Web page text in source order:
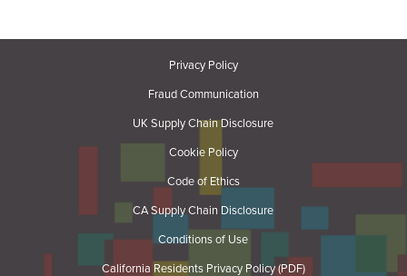
Privacy Policy
Fraud Communication
UK Supply Chain Disclosure
Cookie Policy
Code of Ethics
CA Supply Chain Disclosure
Conditions of Use
California Residents Privacy Policy (PDF)